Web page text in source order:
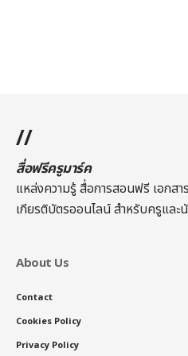
//
สื่อฟรีครูมาร์ค
แหล่งความรู้ สื่อการสอนฟรี เอกส
เกียรติบัตรออนไลน์สำหรับครูและ
About Us
Contact
Cookies Policy
Privacy Policy